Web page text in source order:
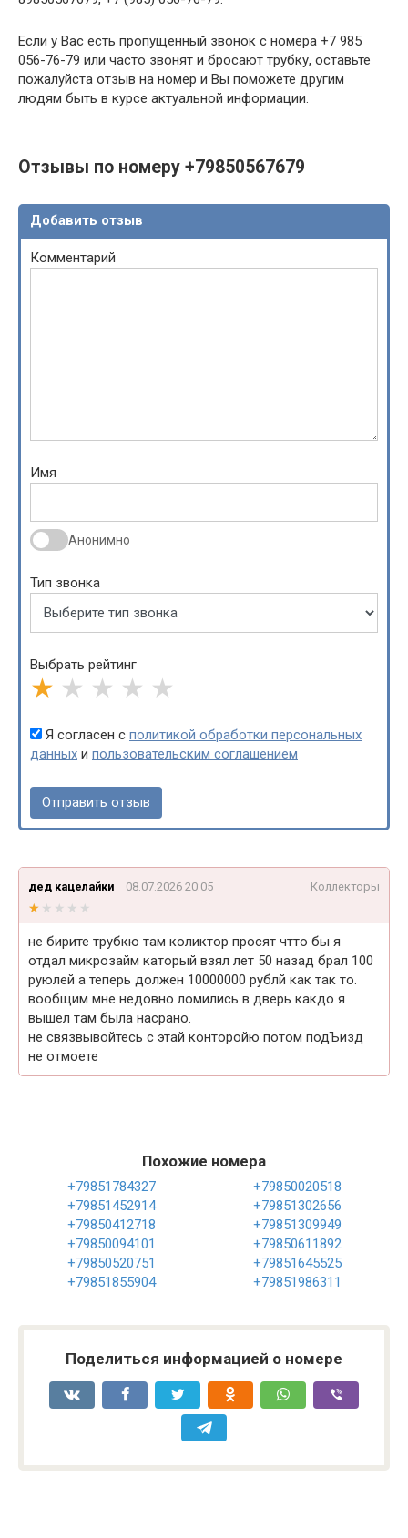
Если у Вас есть пропущенный звонок с номера +7 985
056-76-79 или часто звонят и бросают трубку, оставьте
пожалуйста отзыв на номер и Вы поможете другим
людям быть в курсе актуальной информации.
Отзывы по номеру +79850567679
Добавить отзыв
Комментарий
Имя
Анонимно
Тип звонка
Выбрать рейтинг
★ ★ ★ ★ ★
Я согласен с политикой обработки персональных
данных и пользовательским соглашением
дед кацелайки 08.07.2026 20:05 Коллекторы
★★★★★
★★★★★
не бирите трубкю там коликтор просят чтто бы я
отдал микрозайм каторый взял лет 50 назад брал 100
руюлей а теперь должен 10000000 рублй как так то.
вообщим мне недовно ломились в дверь какдо я
вышел там была насрано.
не связвывойтесь с этай конторойю потом подЪизд
не отмоете
Похожие номера
+79851784327
+79850020518
+79851452914
+79851302656
+79850412718
+79851309949
+79850094101
+79850611892
+79850520751
+79851645525
+79851855904
+79851986311
Поделиться информацией о номере